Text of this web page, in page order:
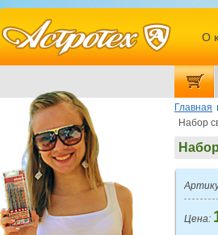
Главная
Набор
Цена:
О